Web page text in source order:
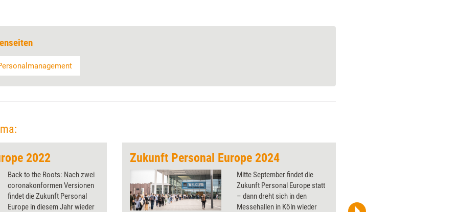
2022
Back to the Roots: Nach zwei
coronakonformen Versionen
findet die Zukunft Personal
Europe in diesem Jahr wieder
Zukunft Personal Europe 2024
Mitte September findet die
Zukunft Personal Europe statt
– dann dreht sich in den
Messehallen in Köln wieder